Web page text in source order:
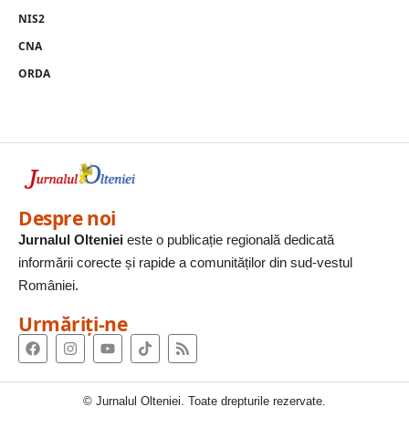
NIS2
CNA
ORDA
Despre noi
Jurnalul Olteniei este o publicație regională dedicată
informării corecte și rapide a comunităților din sud-vestul
României.
Urmăriți-ne
© Jurnalul Olteniei. Toate drepturile rezervate.